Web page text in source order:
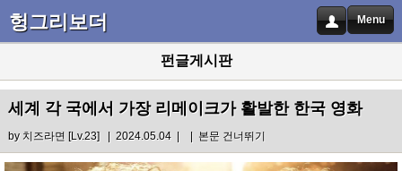
헝그리보더 Menu
펀글게시판
세계 각 국에서 가장 리메이크가 활발한 한국 영화
by 치즈라면 [Lv.23] | 2024.05.04 | | 본문 건너뛰기